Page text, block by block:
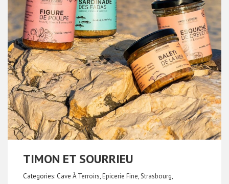
TIMON ET SOURRIEU
Categories: Cave À Terroirs,Epicerie Fine,Strasbourg,